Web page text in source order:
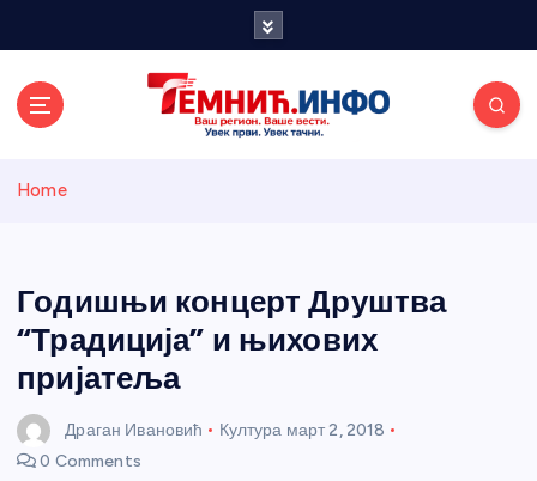
и портал
Home
Годишњи концерт Друштва
“Традиција” и њихових
пријатеља
Драган Ивановић Култура март 2, 2018
0 Comments